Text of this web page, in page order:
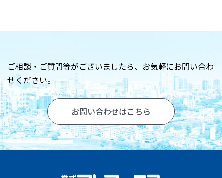
お問い合わせ
ご相談・ご質問等がございましたら、 お気軽にお問い合わ
せください。
お問い合わせはこちら